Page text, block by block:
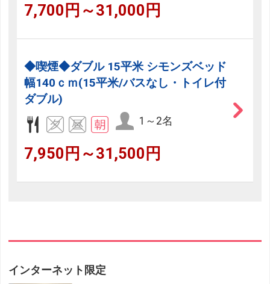
7,700円～31,000円
◆喫煙◆ダブル 15平米 シモンズベッド
幅140ｃｍ(15平米/バスなし・トイレ付
ダブル)
1～2名
7,950円～31,500円
インターネット限定